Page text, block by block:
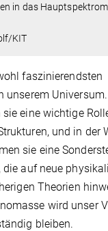
in das
KIT
faszinierendsten
unserem
eine wichtige
und in der
sie eine
auf neue
Theorien
wird unser
bleiben.